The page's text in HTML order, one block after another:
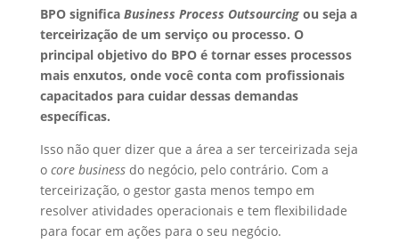
BPO significa Business Process Outsourcingou seja a
terceirização de um serviço ou processo. O
principal objetivo do BPO é tornar esses processos
mais enxutos, onde você conta com profissionais
capacitados para cuidar dessas demandas
específicas.
Isso não quer dizer que a área a ser terceirizada seja
o core businessdo negócio, pelo contrário. Com a
terceirização, o gestor gasta menos tempo em
resolver atividades operacionais e tem flexibilidade
para focar em ações para o seu negócio.